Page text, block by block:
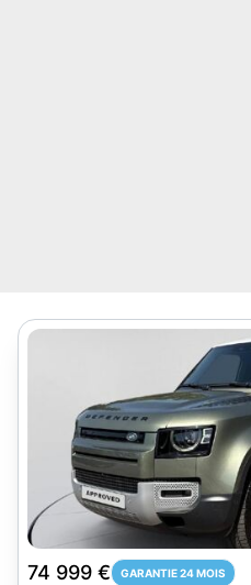
74 999 € GARANTIE 24 MOIS